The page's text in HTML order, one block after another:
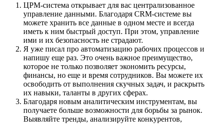
ЦРМ-система открывает для вас централизованное
управление данными. Благодаря CRM-системе вы
можете хранить все данные в одном месте и всегда
иметь к ним быстрый доступ. При этом, управление
ими и их безопасность не страдают.
Я уже писал про автоматизацию рабочих процессов и
напишу еще раз. Это очень важное преимущество,
которое не только позволяет экономить ресурсы,
финансы, но еще и время сотрудников. Вы можете их
освободить от выполнения скучных задач, и раскрыть
их навыки, таланты в других сферах.
Благодаря новым аналитическим инструментам, вы
получаете больше возможности для борьбы за рынок.
Выявляйте тренды, анализируйте конкурентов,